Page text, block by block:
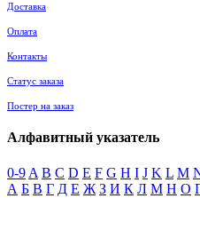
Доставка
Оплата
Контакты
Статус заказа
Постер на заказ
Алфавитный указатель
0-9 A B C D E F G H I J K L M
А Б В Г Д Е Ж З И К Л М Н О